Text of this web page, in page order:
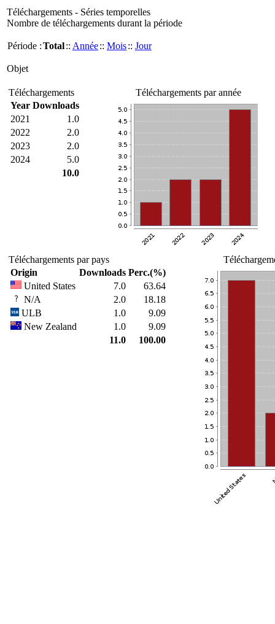
Téléchargements - Séries temporelles
Nombre de téléchargements durant la période
Période :Total:: Année:: Mois:: Jour
Objet
Téléchargements
Year Downloads
2021
1.0
2022
2.0
2023
2.0
2024
5.0
10.0
Téléchargements par année
Téléchargements par pays
Origin
Downloads Perc.(%)
United States
7.0
63.64
N/A
2.0
18.18
ULB
1.0
9.09
New Zealand
1.0
9.09
11.0
100.00